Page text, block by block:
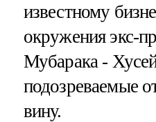
известному
окружения экс-
Мубарака -
подозреваемые
вину.